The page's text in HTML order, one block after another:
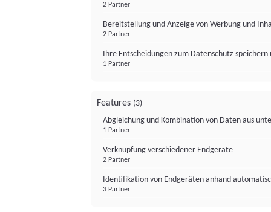
2 Partner
Bereitstellung und Anzeige von Werbung und
2 Partner
Ihre Entscheidungen zum Datenschutz
1 Partner
Features (3)
Abgleichung und Kombination von Daten aus
1 Partner
Verknüpfung verschiedener Endgeräte
2 Partner
Identifikation von Endgeräten anhand
3 Partner